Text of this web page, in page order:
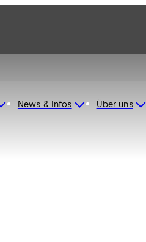
News & Infos Über uns